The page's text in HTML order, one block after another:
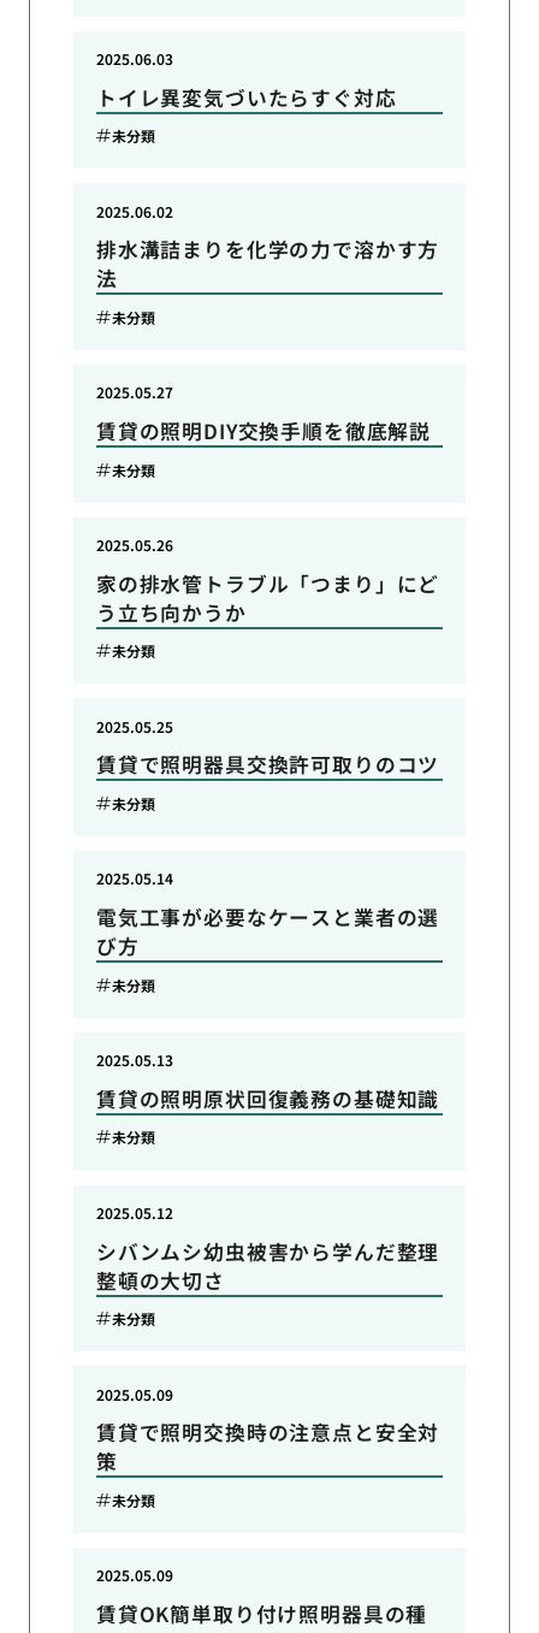
トイレ異変気づいたらすぐ対応
2025.06.03
未分類
排水溝詰まりを化学の力で溶かす方
法
2025.06.02
未分類
賃貸の照明DIY交換手順を徹底解説
2025.05.27
未分類
家の排水管トラブル「つまり」にど
う立ち向かうか
2025.05.26
未分類
賃貸で照明器具交換許可取りのコツ
2025.05.25
未分類
電気工事が必要なケースと業者の選
び方
2025.05.14
未分類
賃貸の照明原状回復義務の基礎知識
2025.05.13
未分類
シバンムシ幼虫被害から学んだ整理
整頓の大切さ
2025.05.12
未分類
賃貸で照明交換時の注意点と安全対
策
2025.05.09
未分類
賃貸OK簡単取り付け照明器具の種
2025.05.09